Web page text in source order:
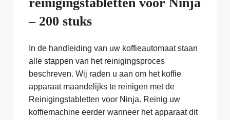
– 200 stuks
In de handleiding van uw koffieautomaat staan
alle stappen van het reinigingsproces
beschreven. Wij raden u aan om het koffie
apparaat maandelijks te reinigen met de
Reinigingstabletten voor Ninja. Reinig uw
koffiemachine eerder wanneer het apparaat dit